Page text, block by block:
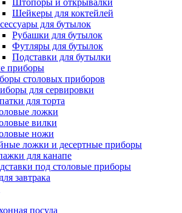
Штопоры и открывалки
Шейкеры для коктейлей
для бутылок
Рубашки для бутылок
Футляры для бутылок
Подставки для бутылки
приборы
столовых приборов
для сервировки
для торта
ложки
вилки
ножи
ложки и десертные приборы
для канапе
под столовые приборы
завтрака
посуда